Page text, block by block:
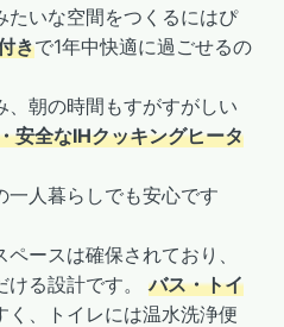
たいな空間をつくるにはぴ
きで1年中快適に過ごせるの
朝の時間もすがすがしい
安全なIHクッキングヒータ
一人暮らしでも安心です
ースは確保されており、
ける設計です。バス・トイ
く、トイレには温水洗浄便